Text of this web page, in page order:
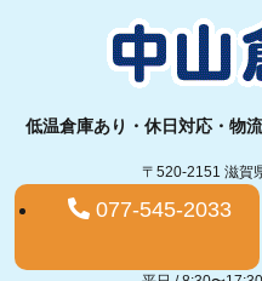
低温倉庫あり・休日対応・物
〒520-2151 滋賀
077-545-2033